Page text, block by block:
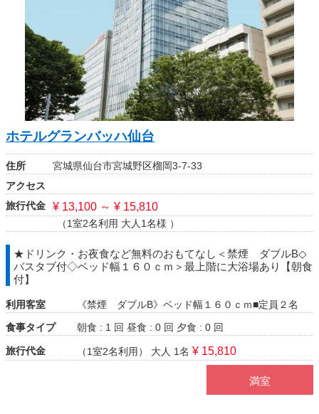
ホテルグランバッハ仙台
住所
宮城県仙台市宮城野区榴岡3-7-33
アクセス
旅行代金
¥ 13,100 ～ ¥ 15,810
（1室2名利用 大人1名様 ）
★ドリンク・お夜食など無料のおもてなし＜禁煙 ダブルB◇
バスタブ付◇ベッド幅１６０ｃｍ＞最上階に大浴場あり【朝食
付】
利用客室
《禁煙 ダブルB》ベッド幅１６０ｃｍ■定員２名
食事タイプ
朝食 : 1 回 昼食 : 0 回 夕食 : 0 回
旅行代金 （1室2名利用） 大人 1名 ¥ 15,810
満室